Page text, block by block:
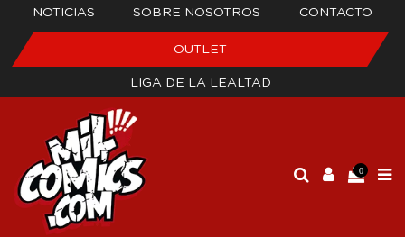
NOTICIAS SOBRE NOSOTROS CONTACTO
OUTLET
LIGA DE LA LEALTAD
0